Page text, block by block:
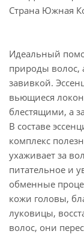
Страна Южная
Идеальный
природы волос,
завивкой.
вьющиеся
блестящими, а
В составе
комплекс
ухаживает за
питательное и
обменные
кожи головы,
луковицы,
волос, они